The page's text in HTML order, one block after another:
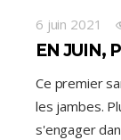
6 juin 2021
EN JUIN,
Ce premier
les jambes.
s'engager